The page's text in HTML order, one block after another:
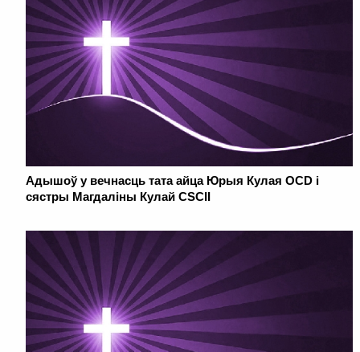
Адышоў у вечнасць тата айца Юрыя Кулая OCD і
сястры Магдаліны Кулай CSCII